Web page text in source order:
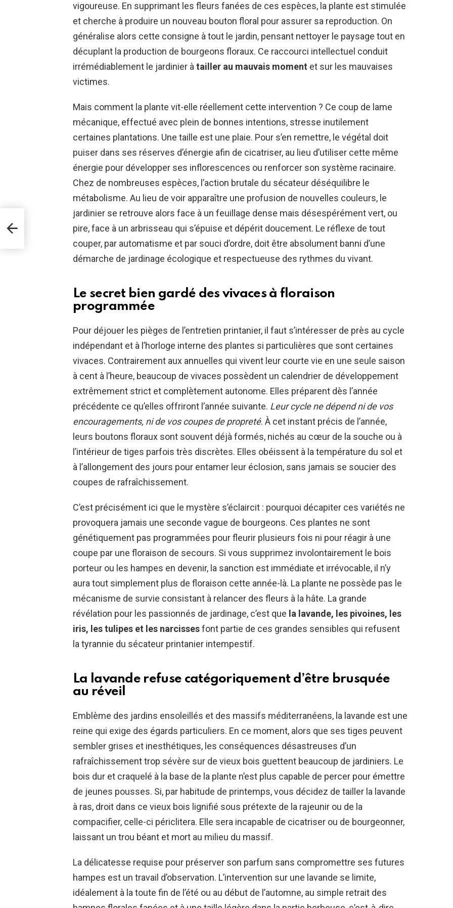
vigoureuse. En supprimant les fleurs fanées de ces espèces, la plante est stimulée
et cherche à produire un nouveau bouton floral pour assurer sa reproduction. On
généralise alors cette consigne à tout le jardin, pensant nettoyer le paysage tout en
décuplant la production de bourgeons floraux. Ce raccourci intellectuel conduit
irrémédiablement le jardinier à tailler au mauvais moment et sur les mauvaises
victimes.
Mais comment la plante vit-elle réellement cette intervention ? Ce coup de lame
mécanique, effectué avec plein de bonnes intentions, stresse inutilement
certaines plantations. Une taille est une plaie. Pour s’en remettre, le végétal doit
puiser dans ses réserves d’énergie afin de cicatriser, au lieu d’utiliser cette même
énergie pour développer ses inflorescences ou renforcer son système racinaire.
Chez de nombreuses espèces, l’action brutale du sécateur déséquilibre le
métabolisme. Au lieu de voir apparaître une profusion de nouvelles couleurs, le
jardinier se retrouve alors face à un feuillage dense mais désespérément vert, ou
pire, face à un arbrisseau qui s’épuise et dépérit doucement. Le réflexe de tout
couper, par automatisme et par souci d’ordre, doit être absolument banni d’une
démarche de jardinage écologique et respectueuse des rythmes du vivant.
Le secret bien gardé des vivaces à floraison
programmée
Pour déjouer les pièges de l’entretien printanier, il faut s’intéresser de près au cycle
indépendant et à l’horloge interne des plantes si particulières que sont certaines
vivaces. Contrairement aux annuelles qui vivent leur courte vie en une seule saison
à cent à l’heure, beaucoup de vivaces possèdent un calendrier de développement
extrêmement strict et complètement autonome. Elles préparent dès l’année
précédente ce qu’elles offriront l’année suivante. Leur cycle ne dépend ni de vos
encouragements, ni de vos coupes de propreté. À cet instant précis de l’année,
leurs boutons floraux sont souvent déjà formés, nichés au cœur de la souche ou à
l’intérieur de tiges parfois très discrètes. Elles obéissent à la température du sol et
à l’allongement des jours pour entamer leur éclosion, sans jamais se soucier des
coupes de rafraîchissement.
C’est précisément ici que le mystère s’éclaircit : pourquoi décapiter ces variétés ne
provoquera jamais une seconde vague de bourgeons. Ces plantes ne sont
génétiquement pas programmées pour fleurir plusieurs fois ni pour réagir à une
coupe par une floraison de secours. Si vous supprimez involontairement le bois
porteur ou les hampes en devenir, la sanction est immédiate et irrévocable, il n’y
aura tout simplement plus de floraison cette année-là. La plante ne possède pas le
mécanisme de survie consistant à relancer des fleurs à la hâte. La grande
révélation pour les passionnés de jardinage, c’est que la lavande, les pivoines, les
iris, les tulipes et les narcissesfont partie de ces grandes sensibles qui refusent
la tyrannie du sécateur printanier intempestif.
La lavande refuse catégoriquement d’être brusquée
au réveil
Emblème des jardins ensoleillés et des massifs méditerranéens, la lavande est une
reine qui exige des égards particuliers. En ce moment, alors que ses tiges peuvent
sembler grises et inesthétiques, les conséquences désastreuses d’un
rafraîchissement trop sévère sur de vieux bois guettent beaucoup de jardiniers. Le
bois dur et craquelé à la base de la plante n’est plus capable de percer pour émettre
de jeunes pousses. Si, par habitude de printemps, vous décidez de tailler la lavande
à ras, droit dans ce vieux bois lignifié sous prétexte de la rajeunir ou de la
compacifier, celle-ci périclitera. Elle sera incapable de cicatriser ou de bourgeonner,
laissant un trou béant et mort au milieu du massif.
La délicatesse requise pour préserver son parfum sans compromettre ses futures
hampes est un travail d’observation. L’intervention sur une lavande se limite,
idéalement à la toute fin de l’été ou au début de l’automne, au simple retrait des